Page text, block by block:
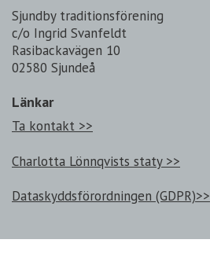
Sjundby traditionsförening
c/o Ingrid Svanfeldt
Rasibackavägen 10
02580 Sjundeå
Länkar
Ta kontakt >>
Charlotta Lönnqvists staty >>
Dataskyddsförordningen (GDPR)>>